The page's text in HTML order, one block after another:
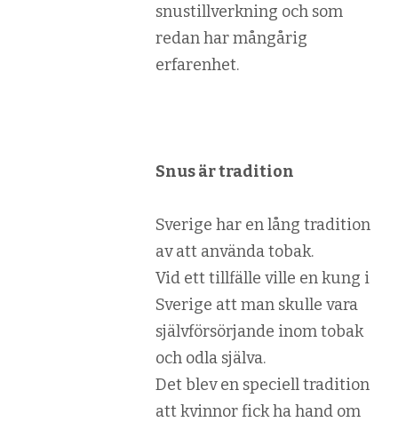
snustillverkning och som
redan har mångårig
erfarenhet.
Snus är tradition
Sverige har en lång tradition
av att använda tobak.
Vid ett tillfälle ville en kung i
Sverige att man skulle vara
självförsörjande inom tobak
och odla själva.
Det blev en speciell tradition
att kvinnor fick ha hand om